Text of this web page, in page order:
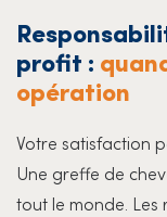
profit :
opération
Votre satisfaction
Une greffe de
tout le monde. Les